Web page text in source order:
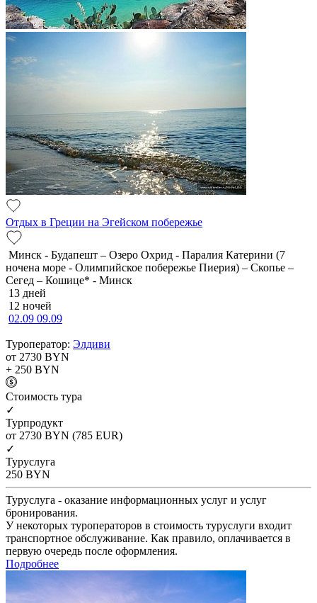
Отдых в Греции на Эгейском побережье
Минск - Будапешт – Озеро Охрид - Паралия Катерини (7
ночена море - Олимпийское побережье Пиерия) – Скопье –
Сегед – Кошице* - Минск
13 дней
12 ночей
02.09 09.09
Туроператор: Элдиви
от 2730 BYN
+ 250 BYN
Cтоимость тура
✓
Турпродукт
от 2730 BYN (785 EUR)
✓
Туруслуга
250 BYN
Туруслуга - оказание информационных услуг и услуг
бронирования.
У некоторых туроператоров в стоимость туруслуги входит
транспортное обслуживание. Как правило, оплачивается в
первую очередь после оформления.
Подробнее